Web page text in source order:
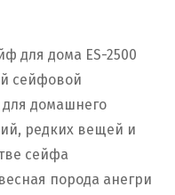
для дома ES-2500
сейфовой
домашнего
редких вещей и
сейфа
порода анегри